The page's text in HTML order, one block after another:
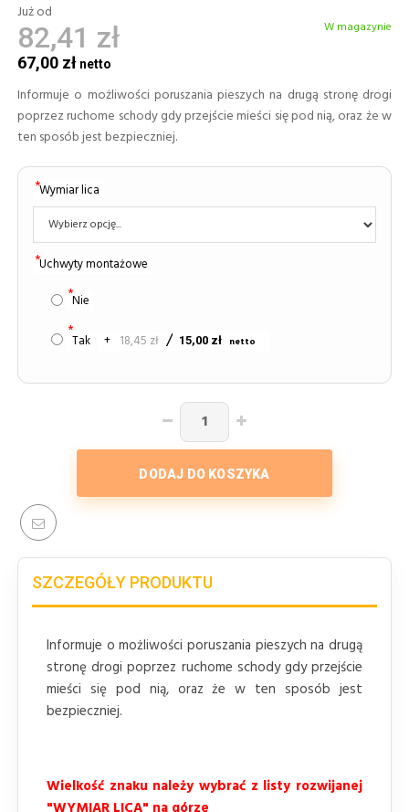
Już od
82,41 zł
67,00 zł
W magazynie
Informuje o możliwości poruszania pieszych na drugą stronę drogi
poprzez ruchome schody gdy przejście mieści się pod nią, oraz że w
ten sposób jest bezpieczniej.
Wymiar lica
Uchwyty montażowe
Nie
Tak + 18,45 zł 15,00 zł
DODAJ DO KOSZYKA
SZCZEGÓŁY PRODUKTU
Informuje o możliwości poruszania pieszych na drugą
stronę drogi poprzez ruchome schody gdy przejście
mieści się pod nią, oraz że w ten sposób jest
bezpieczniej.
Wielkość znaku należy wybrać z listy rozwijanej